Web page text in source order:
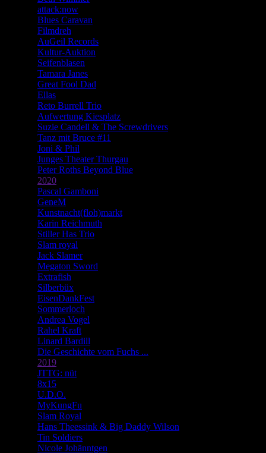
attack:now
Blues Caravan
Filmdreh
AuGeil Records
Kultur-Auktion
Seifenblasen
Tamara Janes
Great Fool Dad
Ellas
Reto Burrell Trio
Aufwertung Kiesplatz
Suzie Candell & The Screwdrivers
Tanz mit Bruce #11
Joni & Phil
Junges Theater Thurgau
Peter Roths Beyond Blue
2020
Pascal Gamboni
GeneM
Kunstnacht(floh)markt
Karin Reichmuth
Stiller Has Trio
Slam royal
Jack Slamer
Megaton Sword
Extrafish
Silberbüx
EisenDankFest
Sommerloch
Andrea Vogel
Rahel Kraft
Linard Bardill
Die Geschichte vom Fuchs ...
2019
JTTG: nüt
8x15
U.D.O.
MyKungFu
Slam Royal
Hans Theessink & Big Daddy Wilson
Tin Soldiers
Nicole Johänntgen